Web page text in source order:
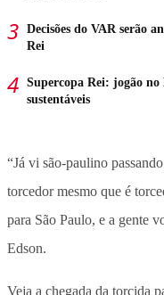
Decisões do VAR serão
Rei
Supercopa Rei: jogão
sustentáveis
“Já vi são-paulino
torcedor mesmo que é
para São Paulo, e a gente
Edson.
Veja a chegada da torcida